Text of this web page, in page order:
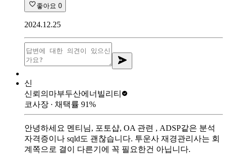
좋아요 0
2024.12.25
신
신뢰의마부두산에너빌리티
코사장 ∙ 채택률 91%
안녕하세요 멘티님, 포토샵, OA 관련 , ADSP같은 분석
자격증이나 sqld도 괜찮습니다. 투운사 재경관리사는 회
계쪽으로 결이 다른기에 꼭 필요한건 아닙니다.